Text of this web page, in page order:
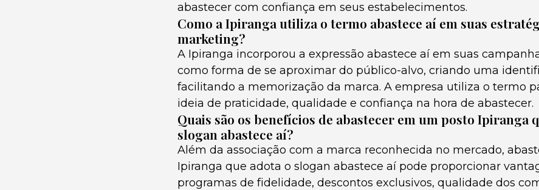
abastecer com confiança em seus estabelecimentos.
Como a Ipiranga utiliza o termo abastece aí em suas
marketing?
A Ipiranga incorporou a expressão abastece aí em suas
como forma de se aproximar do público-alvo, criando uma
facilitando a memorização da marca. A empresa utiliza o termo
ideia de praticidade, qualidade e confiança na hora de abastecer.
Quais são os benefícios de abastecer em um posto Ipiranga
slogan abastece aí?
Além da associação com a marca reconhecida no mercado,
Ipiranga que adota o slogan abastece aí pode proporcionar
programas de fidelidade, descontos exclusivos, qualidade dos